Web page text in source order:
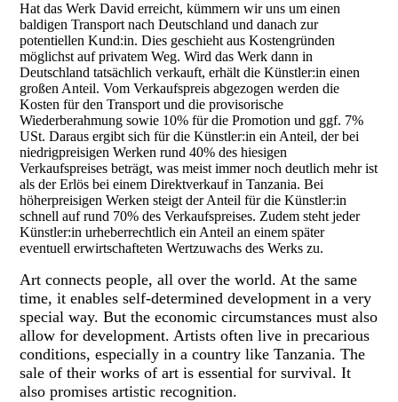
Hat das Werk David erreicht, kümmern wir uns um einen
baldigen Transport nach Deutschland und danach zur
potentiellen Kund:in. Dies geschieht aus Kostengründen
möglichst auf privatem Weg. Wird das Werk dann in
Deutschland tatsächlich verkauft, erhält die Künstler:in einen
großen Anteil. Vom Verkaufspreis abgezogen werden die
Kosten für den Transport und die provisorische
Wiederberahmung sowie 10% für die Promotion und ggf. 7%
USt. Daraus ergibt sich für die Künstler:in ein Anteil, der bei
niedrigpreisigen Werken rund 40% des hiesigen
Verkaufspreises beträgt, was meist immer noch deutlich mehr ist
als der Erlös bei einem Direktverkauf in Tanzania. Bei
höherpreisigen Werken steigt der Anteil für die Künstler:in
schnell auf rund 70% des Verkaufspreises. Zudem steht jeder
Künstler:in urheberrechtlich ein Anteil an einem später
eventuell erwirtschafteten Wertzuwachs des Werks zu.
Art connects people, all over the world. At the same
time, it enables self-determined development in a very
special way. But the economic circumstances must also
allow for development. Artists often live in precarious
conditions, especially in a country like Tanzania. The
sale of their works of art is essential for survival. It
also promises artistic recognition.